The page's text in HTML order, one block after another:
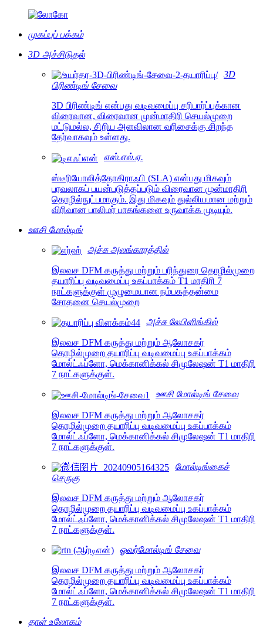
முகப்புப் பக்கம்
3D அச்சிடுதல்
3D
பிரிண்டிங் சேவை
3D பிரிண்டிங் என்பது வடிவமைப்பு சரிபார்ப்புக்கான
விரைவான, விரைவான முன்மாதிரி செயல்முறை
மட்டுமல்ல, சிறிய அளவிலான வரிசைக்கு சிறந்த
தேர்வாகவும் உள்ளது.
எஸ்.எல்.ஏ.
ஸ்டீரியோலித்தோகிராஃபி (SLA) என்பது மிகவும்
பரவலாகப் பயன்படுத்தப்படும் விரைவான முன்மாதிரி
தொழில்நுட்பமாகும். இது மிகவும் துல்லியமான மற்றும்
விரிவான பாலிமர் பாகங்களை உருவாக்க முடியும்.
ஊசி மோல்டிங்
அச்சு அலங்காரத்தில்
இலவச DFM கருத்து மற்றும் பரிந்துரை தொழில்முறை
தயாரிப்பு வடிவமைப்பு உகப்பாக்கம் T1 மாதிரி 7
நாட்களுக்குள் முழுமையான நம்பகத்தன்மை
சோதனை செயல்முறை
அச்சு லேபிளிங்கில்
இலவச DFM கருத்து மற்றும் ஆலோசகர்
தொழில்முறை தயாரிப்பு வடிவமைப்பு உகப்பாக்கம்
மோல்ட்ஃப்ளோ, மெக்கானிக்கல் சிமுலேஷன் T1 மாதிரி
7 நாட்களுக்குள்.
ஊசி மோல்டிங் சேவை
இலவச DFM கருத்து மற்றும் ஆலோசகர்
தொழில்முறை தயாரிப்பு வடிவமைப்பு உகப்பாக்கம்
மோல்ட்ஃப்ளோ, மெக்கானிக்கல் சிமுலேஷன் T1 மாதிரி
7 நாட்களுக்குள்.
மோல்டிங்கைச்
செருகு
இலவச DFM கருத்து மற்றும் ஆலோசகர்
தொழில்முறை தயாரிப்பு வடிவமைப்பு உகப்பாக்கம்
மோல்ட்ஃப்ளோ, மெக்கானிக்கல் சிமுலேஷன் T1 மாதிரி
7 நாட்களுக்குள்.
ஓவர்மோல்டிங் சேவை
இலவச DFM கருத்து மற்றும் ஆலோசகர்
தொழில்முறை தயாரிப்பு வடிவமைப்பு உகப்பாக்கம்
மோல்ட்ஃப்ளோ, மெக்கானிக்கல் சிமுலேஷன் T1 மாதிரி
7 நாட்களுக்குள்.
தாள் உலோகம்